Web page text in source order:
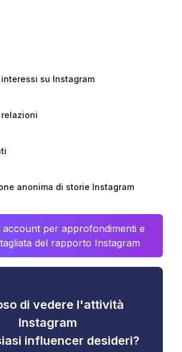
su Instagram
anonima di storie Instagram
account per approfondimenti e
del rapporto Instagram
di vedere l'attività
Instagram
influencer desideri?